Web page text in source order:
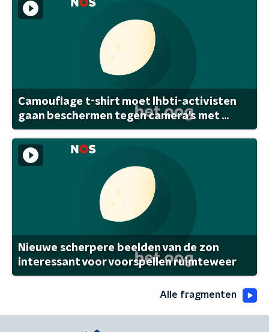
Camouflage t-shirt moet lhbti-activisten
gaan beschermen tegen camera's met ...
Nieuwe scherpere beelden van de zon
interessant voor voorspellen ruimteweer
Alle fragmenten